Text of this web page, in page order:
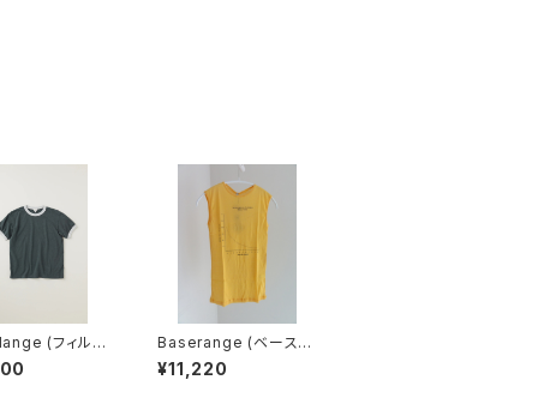
(フィルメ
/ エマ
TENJIKU
Baserange (ベースレ
ンジ) UNSEEN TANK
(MORUS BEIGE)
¥11,220